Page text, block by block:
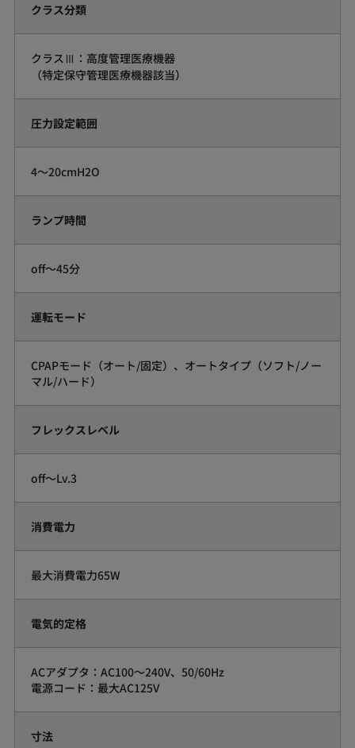
クラス分類
クラスⅢ：高度管理医療機器
（特定保守管理医療機器該当）
圧力設定範囲
4～20cmH2O
ランプ時間
off～45分
運転モード
CPAPモード（オート/固定）、オートタイプ（ソフト/ノー
マル/ハード）
フレックスレベル
off～Lv.3
消費電力
最大消費電力65W
電気的定格
ACアダプタ：AC100～240V、50/60Hz
電源コード：最大AC125V
寸法